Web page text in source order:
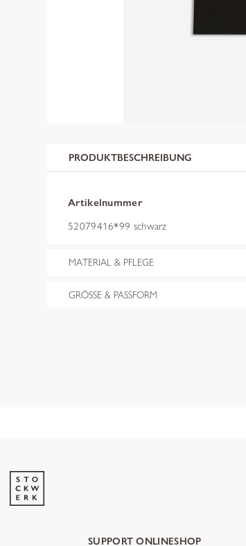
PRODUKTBESCHREIBUNG
Artikelnummer
52079416*99 schwarz
MATERIAL & PFLEGE
GRÖSSE & PASSFORM
SUPPORT ONLINESHOP